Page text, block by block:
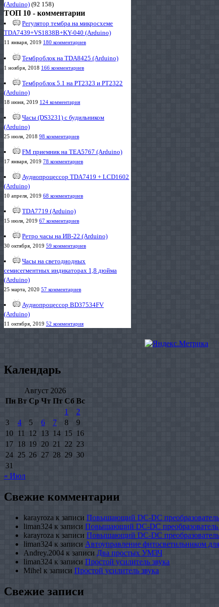
(Arduino) (92 158)
ТОП 10 - комментарии
Регулятор тембра на микросхеме
TDA7439+VS1838B+KY-040 (Arduino)
11 января, 2019 180 комментариев
Темброблок на TDA8425 (Arduino)
1 ноября, 2018 166 комментариев
Темброблок 5.1 на PT2323 и PT2322
(Arduino)
18 июня, 2019 124 комментария
Часы (DS3231) с будильником
(Arduino)
25 июля, 2018 98 комментариев
FM приемник на TEA5767 (Arduino)
17 января, 2019 78 комментариев
Аудиопроцессор TDA7419 + LCD1602
(Arduino)
10 апреля, 2019 68 комментариев
TDA7719 (Arduino)
15 июля, 2019 67 комментариев
Ретро часы на ИВ-22 (Arduino)
30 октября, 2019 59 комментариев
Часы на светодиодных
семисегментных индикаторах 1,8 дюйма
(Arduino)
25 марта, 2020 57 комментариев
Аудиопроцессор BD37534FV
(Arduino)
11 октября, 2019 52 комментария
Календарь
Август 2026
Пн Вт Ср Чт Пт Сб Вс
1
2
3
4 5 6 7 8
9
10
11 12 13 14 15 16
17
18 19 20 21 22 23
24 25 26 27 28 29 30
31
« Июл
Свежие комментарии
karayroza к записи Повышающий DC-DC
liman324 к записи Повышающий DC-DC
karayroza к записи Повышающий DC-DC
liman324 к записи Автоуправление фитосветильником
Andrey.2004 к записи Два простых УМЗЧ
liman324 к записи Простой усилитель звука
Mihel к записи Простой усилитель звука
Свежие записи